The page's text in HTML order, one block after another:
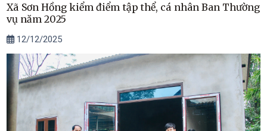
Xã Sơn Hồng kiểm điểm tập thể, cá nhân Ban Thường
vụ năm 2025
12/12/2025